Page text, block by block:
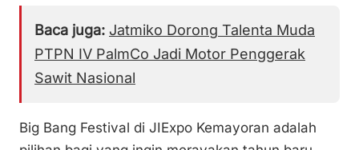
Baca juga: Jatmiko Dorong Talenta Muda
PTPN IV PalmCo Jadi Motor Penggerak
Sawit Nasional
Big Bang Festival di JIExpo Kemayoran adalah